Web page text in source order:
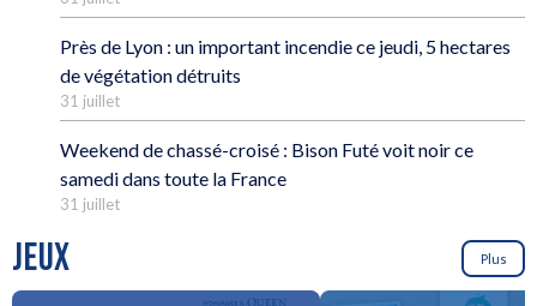
Près de Lyon : un important incendie ce jeudi, 5 hectares
de végétation détruits
31 juillet
Weekend de chassé-croisé : Bison Futé voit noir ce
samedi dans toute la France
31 juillet
JEUX Plus